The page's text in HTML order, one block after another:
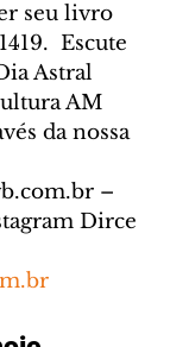
seu livro
Escute
Astral
AM
da nossa
–
Dirce